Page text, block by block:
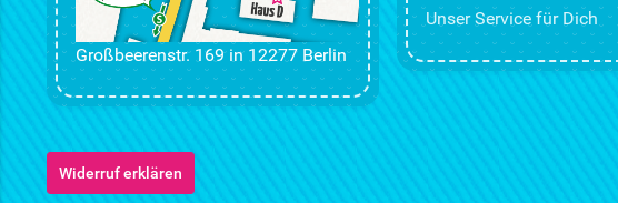
Großbeerenstr. 169 in 12277 Berlin
Unser Service für Dich
Widerruf erklären